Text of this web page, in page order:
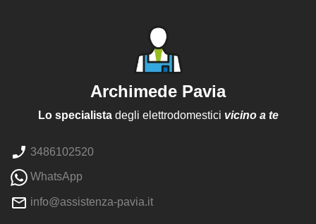
Archimede Pavia
Lo specialistadegli elettrodomestici vicino a te
3486102520
WhatsApp
info@assistenza-pavia.it